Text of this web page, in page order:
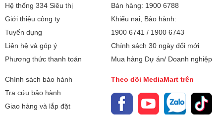
Hệ thống 334 Siêu thị
Giới thiệu công ty
Tuyển dụng
Liên hệ và góp ý
Phương thức thanh toán
Bán hàng: 1900 6788
Khiếu nại, Bảo hành:
1900 6741 / 1900 6743
Chính sách 30 ngày đổi mới
Mua hàng Dự án/ Doanh nghiệp
Chính sách bảo hành
Tra cứu bảo hành
Giao hàng và lắp đặt
Theo dõi MediaMart trên